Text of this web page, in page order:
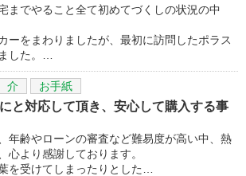
までやること全て初めてづくしの状況の中
ーをまわりましたが、最初に訪問したポラス
した。…
介 お手紙
と対応して頂き、安心して購入する事
年齢やローンの審査など難易度が高い中、熱
心より感謝しております。
を受けてしまったりとした…